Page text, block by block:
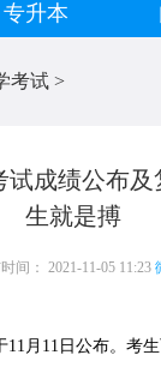
专升本
考试 >
试成绩公布
生就是搏
间： 2021-11-05 11:23
月11日公布。考